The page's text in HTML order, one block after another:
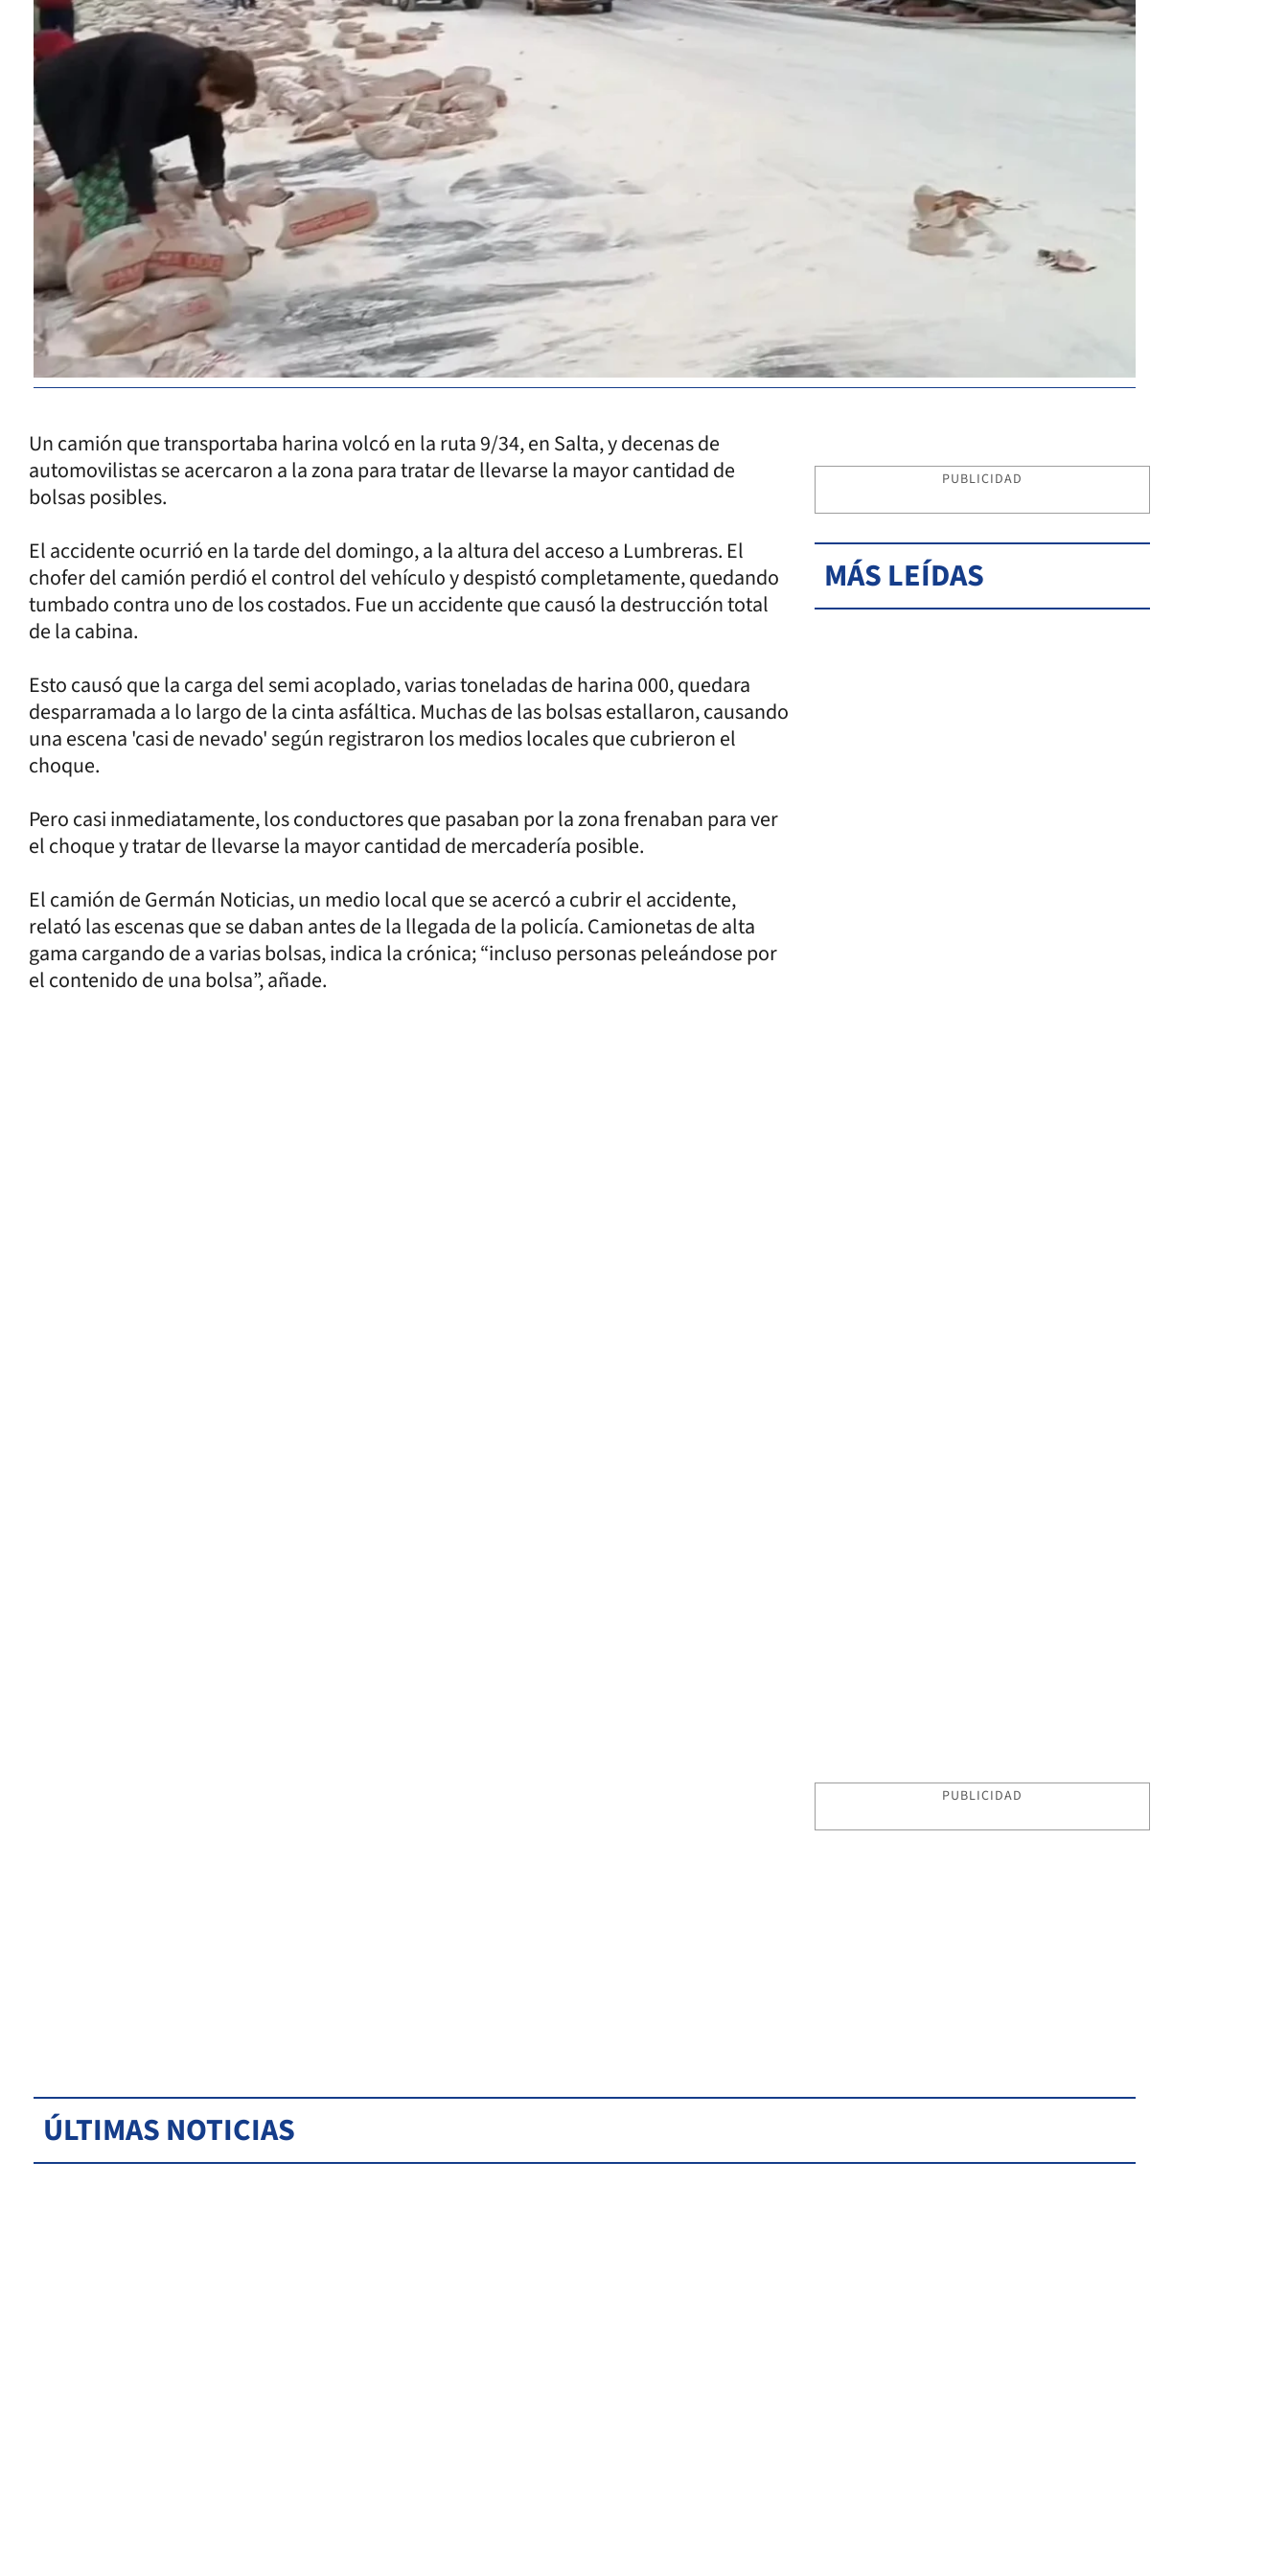
Un camión que transportaba harina volcó en la ruta 9/34, en Salta, y decenas de
automovilistas se acercaron a la zona para tratar de llevarse la mayor cantidad de
bolsas posibles.
El accidente ocurrió en la tarde del domingo, a la altura del acceso a Lumbreras. El
chofer del camión perdió el control del vehículo y despistó completamente, quedando
tumbado contra uno de los costados. Fue un accidente que causó la destrucción total
de la cabina.
Esto causó que la carga del semi acoplado, varias toneladas de harina 000, quedara
desparramada a lo largo de la cinta asfáltica. Muchas de las bolsas estallaron, causando
una escena 'casi de nevado' según registraron los medios locales que cubrieron el
choque.
Pero casi inmediatamente, los conductores que pasaban por la zona frenaban para ver
el choque y tratar de llevarse la mayor cantidad de mercadería posible.
El camión de Germán Noticias, un medio local que se acercó a cubrir el accidente,
relató las escenas que se daban antes de la llegada de la policía. Camionetas de alta
gama cargando de a varias bolsas, indica la crónica; “incluso personas peleándose por
el contenido de una bolsa”, añade.
PUBLICIDAD
MÁS LEÍDAS
PUBLICIDAD
ÚLTIMAS NOTICIAS